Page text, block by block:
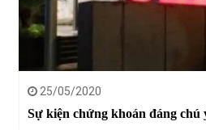
25/05/2020
Sự kiện chứng khoán đáng chú